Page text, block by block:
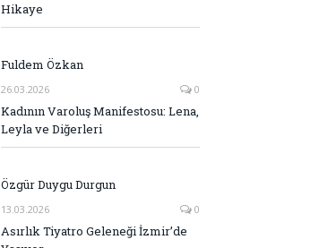
Hikaye
Fuldem Özkan
26.03.2026 0
Kadının Varoluş Manifestosu: Lena,
Leyla ve Diğerleri
Özgür Duygu Durgun
13.03.2026 0
Asırlık Tiyatro Geleneği İzmir’de